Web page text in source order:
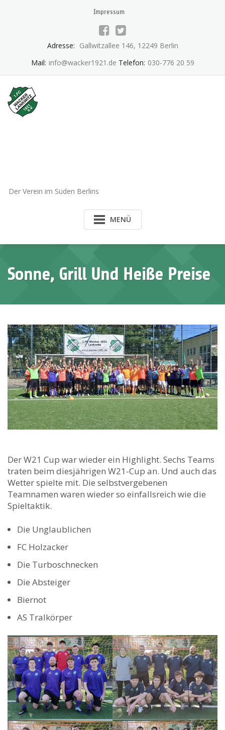
Impressum
Adresse: Gallwitzallee 146, 12249 Berlin
Mail: info@wacker1921.de Telefon: 030-776 20 59
Der Verein im Süden Berlins
MENÜ
Sonne, Grill Und Heiße Preise
Der W21 Cup war wieder ein Highlight. Sechs Teams
traten beim diesjährigen W21-Cup an. Und auch das
Wetter spielte mit. Die selbstvergebenen
Teamnamen waren wieder so einfallsreich wie die
Spieltaktik.
Die Unglaublichen
FC Holzacker
Die Turboschnecken
Die Absteiger
Biernot
AS Tralkörper